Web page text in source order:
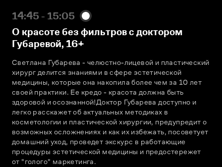
14:45 - 15:05
О красоте без фильтров с доктором
Губаревой, 16+
Светлана Губарева - челюстно-лицевой и пластический
хирург делится знаниями в сфере эстетической
медицины, которые она накопила более чем за 10 лет
своей практики. Ее кредо - красота должна быть
здоровой и осознанной!Доктор Губарева доступно и
легко расскажет об актуальных методиках в
косметологии и пластической хирургии, предупредит о
возможных осложнениях и как их избежать, посоветует
домашний уход, проведет экскурс в работающие
процедуры эстетической медицины и предостережет
от "голого" маркетинга.